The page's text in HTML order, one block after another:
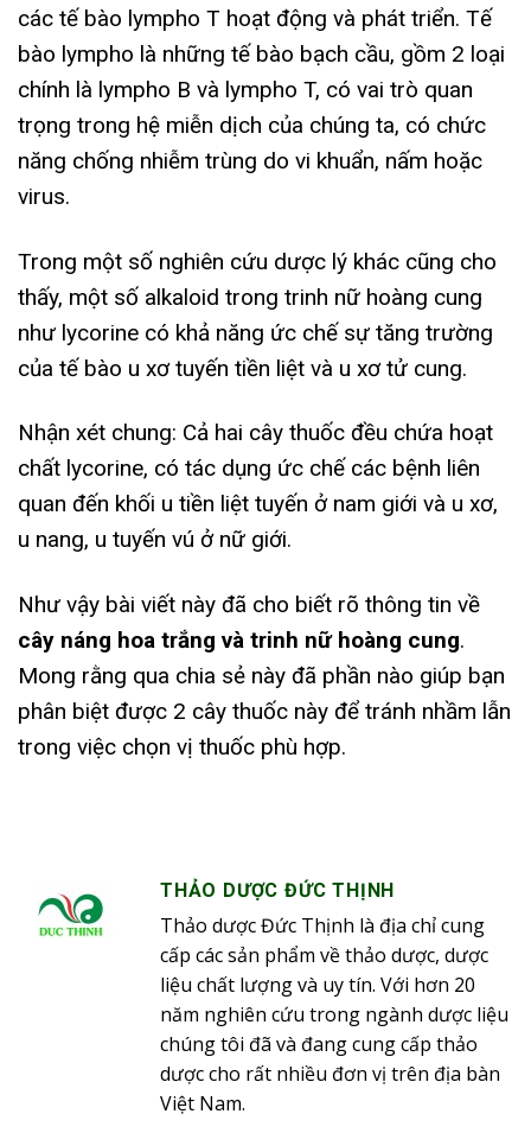
các tế bào lympho T hoạt động và phát triển. Tế
bào lympho là những tế bào bạch cầu, gồm 2 loại
chính là lympho B và lympho T, có vai trò quan
trọng trong hệ miễn dịch của chúng ta, có chức
năng chống nhiễm trùng do vi khuẩn, nấm hoặc
virus.
Trong một số nghiên cứu dược lý khác cũng cho
thấy, một số alkaloid trong trinh nữ hoàng cung
như lycorine có khả năng ức chế sự tăng trường
của tế bào u xơ tuyến tiền liệt và u xơ tử cung.
Nhận xét chung: Cả hai cây thuốc đều chứa hoạt
chất lycorine, có tác dụng ức chế các bệnh liên
quan đến khối u tiền liệt tuyến ở nam giới và u xơ,
u nang, u tuyến vú ở nữ giới.
Như vậy bài viết này đã cho biết rõ thông tin về
cây náng hoa trắng và trinh nữ hoàng cung.
Mong rằng qua chia sẻ này đã phần nào giúp bạn
phân biệt được 2 cây thuốc này để tránh nhầm lẫn
trong việc chọn vị thuốc phù hợp.
THẢO DƯỢC ĐỨC THỊNH
Thảo dược Đức Thịnh là địa chỉ cung
cấp các sản phẩm về thảo dược, dược
liệu chất lượng và uy tín. Với hơn 20
năm nghiên cứu trong ngành dược liệu
chúng tôi đã và đang cung cấp thảo
dược cho rất nhiều đơn vị trên địa bàn
Việt Nam.